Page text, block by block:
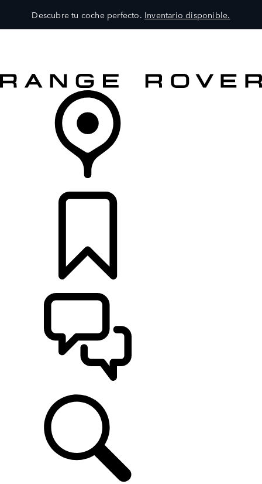
Descubre tu coche perfecto. Inventario disponible.